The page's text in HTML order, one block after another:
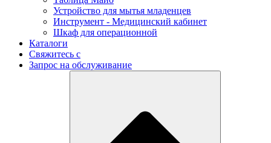
Устройство для мытья младенцев
Инструмент - Медицинский кабинет
Шкаф для операционной
Каталоги
Свяжитесь с
Запрос на обслуживание